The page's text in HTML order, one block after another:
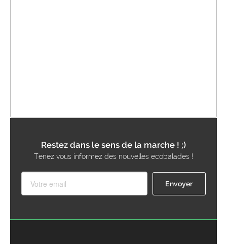
Restez dans le sens de la marche ! ;)
Tenez vous informez des nouvelles ecobalades !